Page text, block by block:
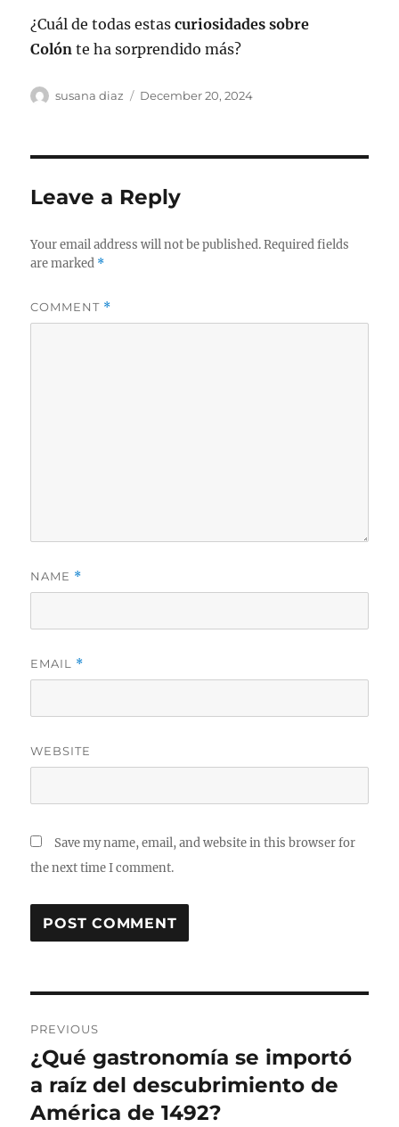
¿Cuál de todas estascuriosidades sobre
Colónte ha sorprendido más?
Author
susana diaz
Posted
December 20, 2024
Leave a Reply
Your email address will not be published. Required fields
are marked *
COMMENT *
NAME *
EMAIL *
WEBSITE
Save my name, email, and website in this browser for
the next time I comment.
navigation
PREVIOUS
Previous
post:
¿Qué gastronomía se importó
a raíz del descubrimiento de
América de 1492?